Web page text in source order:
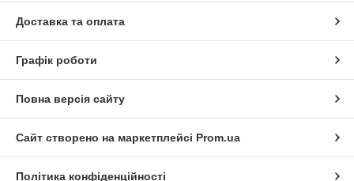
Доставка та оплата
Графік роботи
Повна версія сайту
Сайт створено на маркетплейсі Prom.ua
Політика конфіденційності